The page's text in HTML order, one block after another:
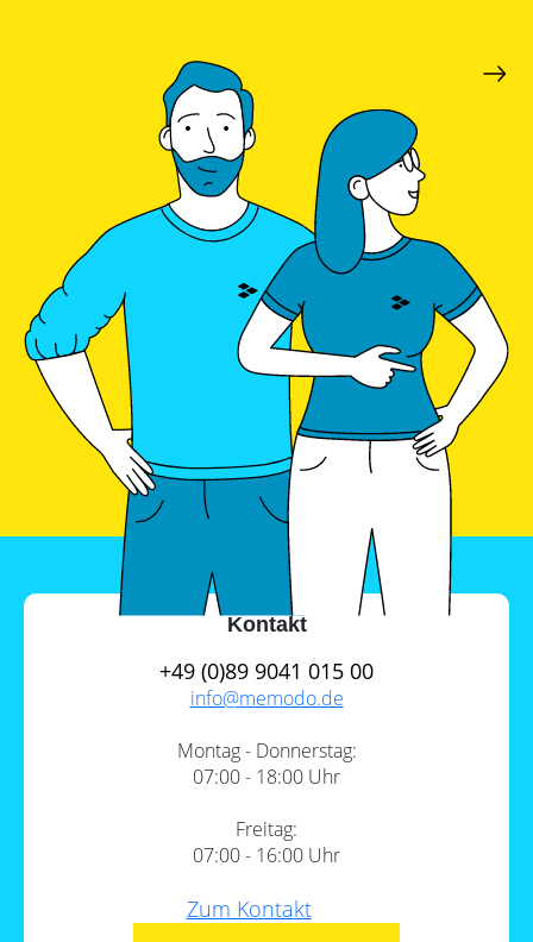
Inhalt
Kontakt
+49 (0)89 9041 015 00
info@memodo.de
Montag - Donnerstag:
07:00 - 18:00 Uhr
Freitag:
07:00 - 16:00 Uhr
Zum Kontakt